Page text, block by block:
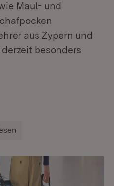
Maul- und
aus Zypern und
besonders